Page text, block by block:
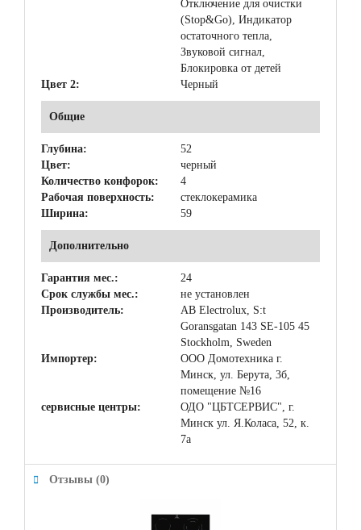
Отключение для очистки
(Stop&Go), Индикатор
остаточного тепла,
Звуковой сигнал,
Блокировка от детей
Цвет 2:
Черный
Общие
Глубина:
52
Цвет:
черный
Количество конфорок:
4
Рабочая поверхность:
стеклокерамика
Ширина:
59
Дополнительно
Гарантия мес.:
24
Срок службы мес.:
не установлен
Производитель:
AB Electrolux, S:t
Goransgatan 143 SE-105 45
Stockholm, Sweden
Импортер:
ООО Домотехника г.
Минск, ул. Берута, 3б,
помещение №16
сервисные центры:
ОДО "ЦБТСЕРВИС", г.
Минск ул. Я.Коласа, 52, к.
7а
Отзывы (0)